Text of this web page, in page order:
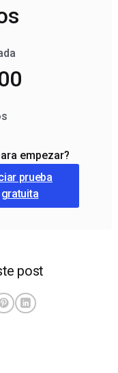
empezar?
prueba
gratuita
post